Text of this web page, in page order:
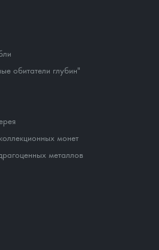
обитатели глубин"
монет
металлов